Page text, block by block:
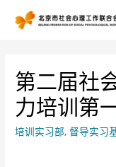
第二届社
力培训第
培训实习部,督导实习